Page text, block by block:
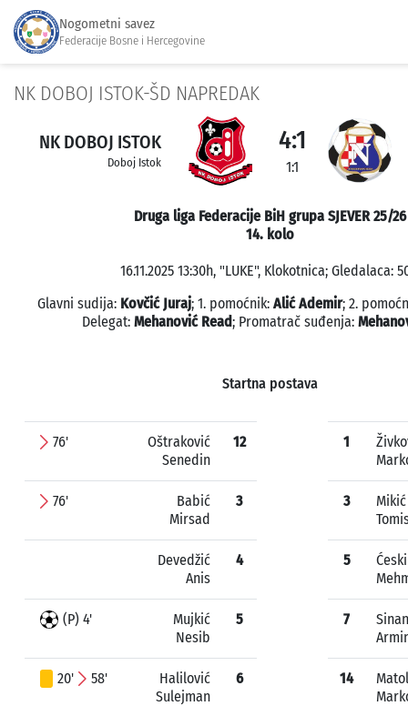
Nogometni savez
Federacije Bosne i Hercegovine
NK DOBOJ ISTOK-ŠD NAPREDAK
NK DOBOJ ISTOK
Doboj Istok
4:1
1:1
Druga liga Federacije BiH grupa SJEVER 25/26
14. kolo
16.11.2025 13:30h, "LUKE", Klokotnica; Gledalaca:
Glavni sudija: Kovčić Juraj; 1. pomoćnik: Alić Ademir; 2.
Delegat: Mehanović Read; Promatrač suđenja:
Startna postava
76'
Oštraković
Senedin
12
76'
Babić
Mirsad
3
Devedžić
Anis
4
(P) 4'
Mujkić
Nesib
5
20' 58'
Halilović
Sulejman
6
1
3
Mikić
5
7
14